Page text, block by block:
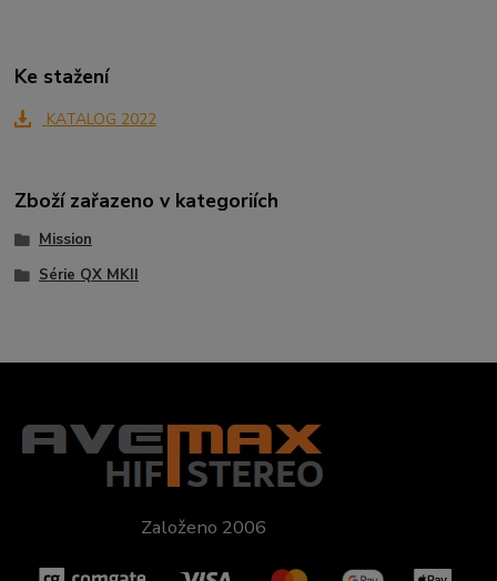
Ke stažení
KATALOG 2022
Zboží zařazeno v kategoriích
Mission
Série QX MKII
Založeno 2006